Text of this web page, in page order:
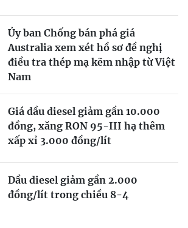
Ủy ban Chống bán phá giá
Australia xem xét hồ sơ đề nghị
điều tra thép mạ kẽm nhập từ Việt
Nam
Giá dầu diesel giảm gần 10.000
đồng, xăng RON 95-III hạ thêm
xấp xỉ 3.000 đồng/lít
Dầu diesel giảm gần 2.000
đồng/lít trong chiều 8-4